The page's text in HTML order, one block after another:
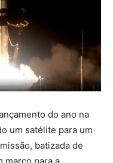
do ano na
um satélite para um
batizada de